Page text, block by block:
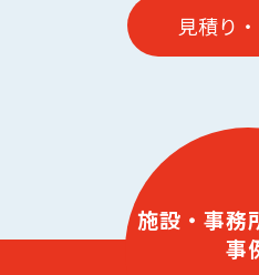
見積り
施設・事務
事